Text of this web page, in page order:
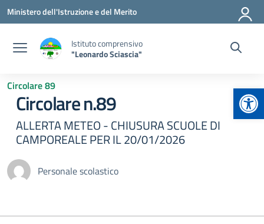
Vai ai contenuti
Vai al menu di navigazione
Vai al footer
Ministero dell'Istruzione e del Merito
Istituto comprensivo
"Leonardo Sciascia"
Circolare 89
Circolare n.89
ALLERTA METEO - CHIUSURA SCUOLE DI
CAMPOREALE PER IL 20/01/2026
Personale scolastico